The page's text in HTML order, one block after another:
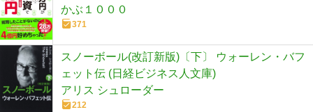
かぶ１０００
371
スノーボール(改訂新版)〔下〕 ウォーレン・バフ
ェット伝 (日経ビジネス人文庫)
アリス シュローダー
212